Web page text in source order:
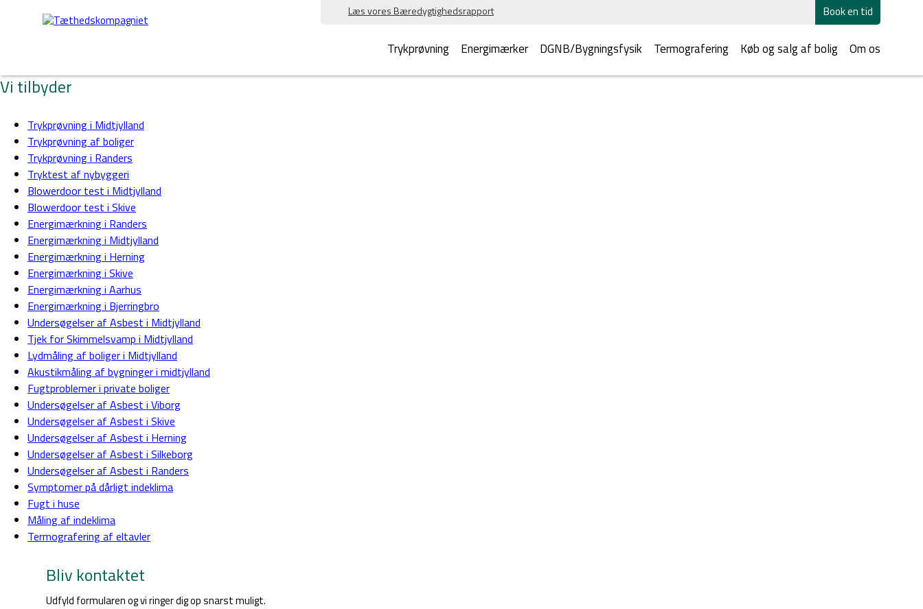
Læs vores Bæredygtighedsrapport Book en tid
Trykprøvning Energimærker DGNB/Bygningsfysik Termografering Køb og salg af bolig Om os
Vi tilbyder
Trykprøvning i Midtjylland
Trykprøvning af boliger
Trykprøvning i Randers
Tryktest af nybyggeri
Blowerdoor test i Midtjylland
Blowerdoor test i Skive
Energimærkning i Randers
Energimærkning i Midtjylland
Energimærkning i Herning
Energimærkning i Skive
Energimærkning i Aarhus
Energimærkning i Bjerringbro
Undersøgelser af Asbest i Midtjylland
Tjek for Skimmelsvamp i Midtjylland
Lydmåling af boliger i Midtjylland
Akustikmåling af bygninger i midtjylland
Fugtproblemer i private boliger
Undersøgelser af Asbest i Viborg
Undersøgelser af Asbest i Skive
Undersøgelser af Asbest i Herning
Undersøgelser af Asbest i Silkeborg
Undersøgelser af Asbest i Randers
Symptomer på dårligt indeklima
Fugt i huse
Måling af indeklima
Termografering af eltavler
Bliv kontaktet
Udfyld formularen og vi ringer dig op snarst muligt.